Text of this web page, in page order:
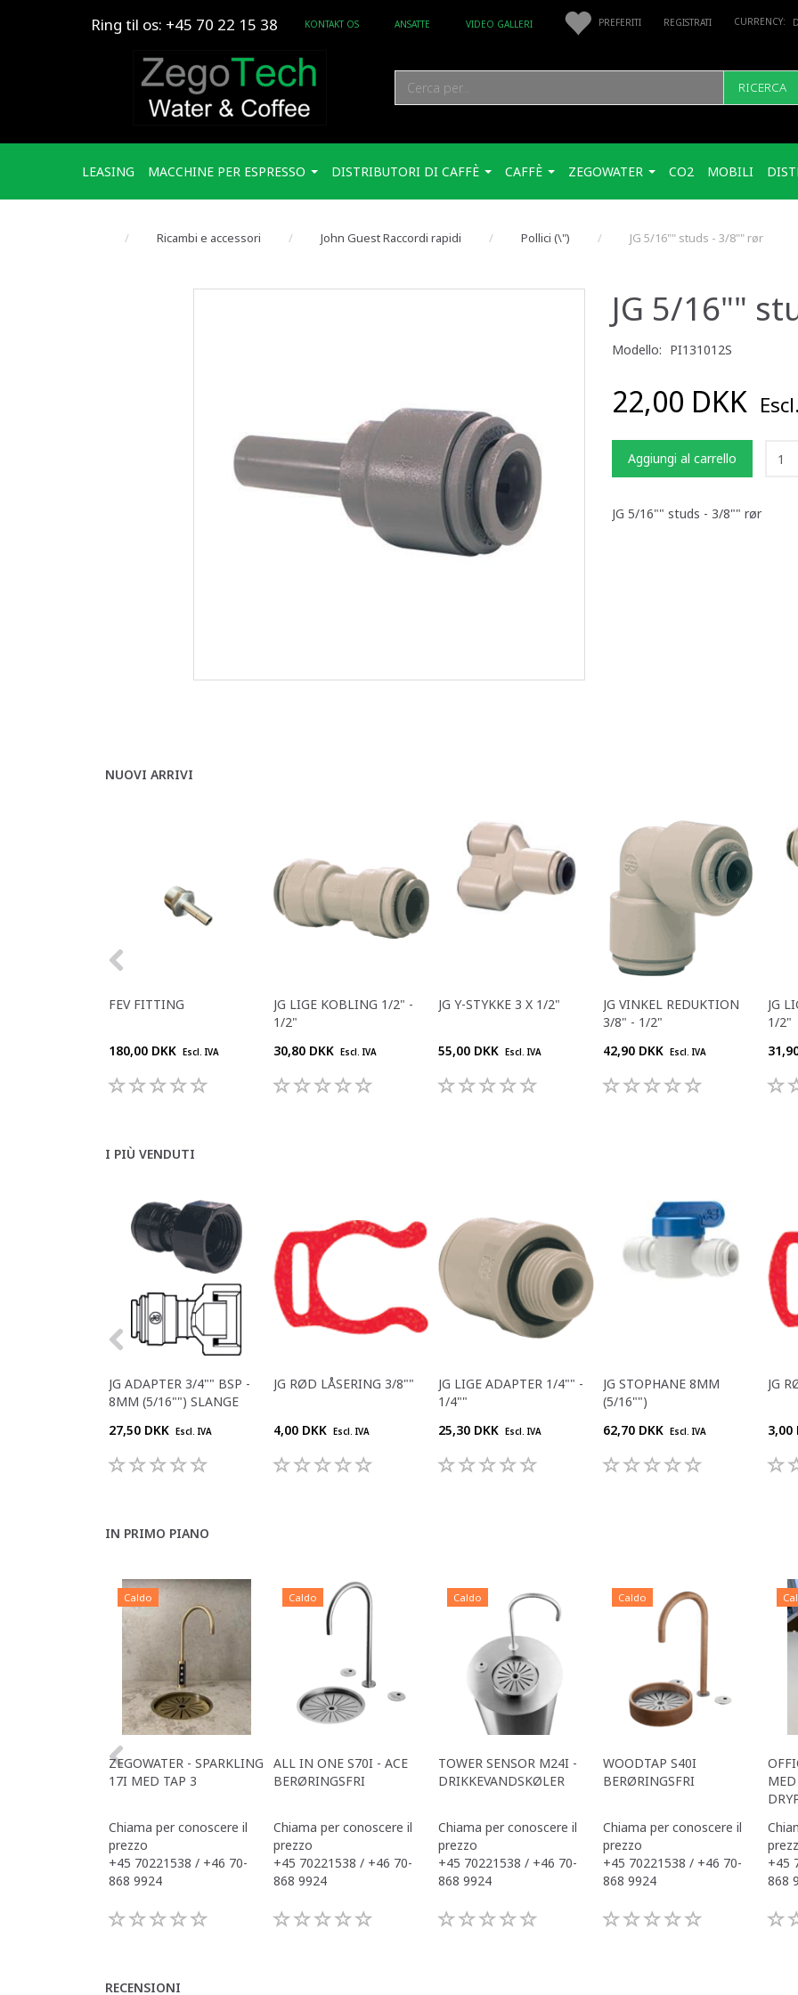
PREFERITI REGISTRATI
Ring til os: +45 70 22 15 38 KONTAKT OS ANSATTE VIDEO GALLERI
RICERCA
LEASING MACCHINE PER ESPRESSO DISTRIBUTORI DI CAFFÈ CAFFÈ ZEGOWATER CO2 MOBILI
Ricambi e accessori John Guest Raccordi rapidi Pollici (\") JG 5/16"" studs - 3/8"" rør
JG 5/16""
Modello: PI131012S
22,00 DKK
Aggiungi al carrello
JG 5/16"" studs - 3/8"" rør
NUOVI ARRIVI
FEV FITTING
180,00 DKK Escl. IVA
JG LIGE KOBLING 1/2" -
1/2"
30,80 DKK
Escl. IVA
JG Y-STYKKE 3 X 1/2"
55,00 DKK Escl. IVA
JG VINKEL REDUKTION
3/8" - 1/2"
42,90 DKK
Escl. IVA
JG
1/2"
I PIÙ VENDUTI
JG ADAPTER 3/4"" BSP -
8MM (5/16"") SLANGE
27,50 DKK
Escl. IVA
JG RØD LÅSERING 3/8""
4,00 DKK Escl. IVA
JG LIGE ADAPTER 1/4"" -
1/4""
25,30 DKK
Escl. IVA
JG STOPHANE 8MM
(5/16"")
62,70 DKK
Escl. IVA
JG
3,00
IN PRIMO PIANO
Caldo
ZEGOWATER - SPARKLING
17I MED TAP 3
Chiama per conoscere il
prezzo
+45 70221538 / +46 70-
868 9924
Caldo
ALL IN ONE S70I - ACE
BERØRINGSFRI
Chiama per conoscere il
prezzo
+45 70221538 / +46 70-
868 9924
Caldo
TOWER SENSOR M24I -
DRIKKEVANDSKØLER
Chiama per conoscere il
prezzo
+45 70221538 / +46 70-
868 9924
Caldo
WOODTAP S40I
BERØRINGSFRI
Chiama per conoscere il
prezzo
+45 70221538 / +46 70-
868 9924
MED
+45
868
RECENSIONI